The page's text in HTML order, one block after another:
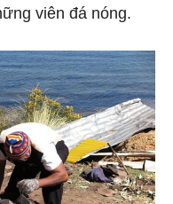
viên đá nóng.